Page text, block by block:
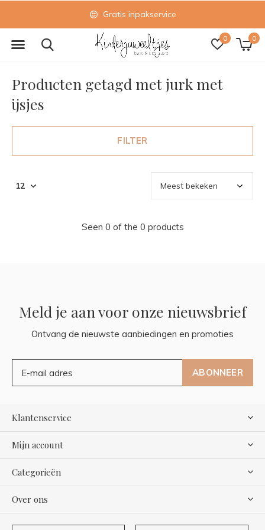
0 0
Gratis inpakservice
Producten getagd met jurk met
ijsjes
FILTER
Seen 0 of the 0 products
Meld je aan voor onze nieuwsbrief
Ontvang de nieuwste aanbiedingen en promoties
ABONNEER
Klantenservice
Mijn account
Categorieën
Over ons